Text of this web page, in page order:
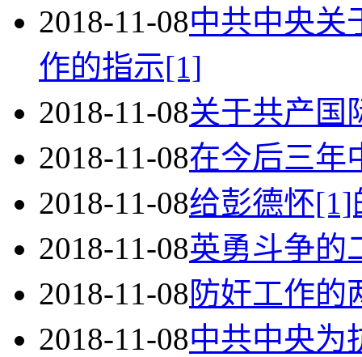
2018-11-08中共中央关
作的指示[1]
2018-11-08关于共产国
2018-11-08在今后三年
2018-11-08给彭德怀[1]
2018-11-08英勇斗争的
2018-11-08防奸工作的
2018-11-08中共中央为